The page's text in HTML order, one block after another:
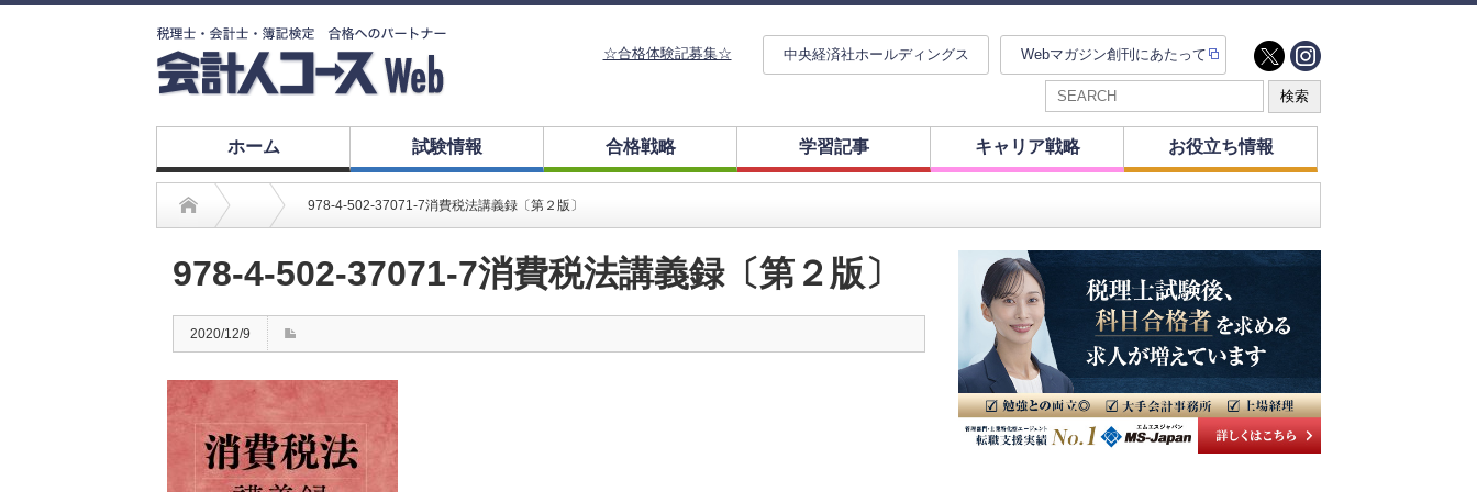
☆合格体験記募集☆ 中央経済社ホールディングス Webマガジン創刊にあたって
ホーム 試験情報 合格戦略 学習記事 キャリア戦略 お役立ち情報
978-4-502-37071-7消費税法講義録〔第２版〕
978-4-502-37071-7消費税法講義録〔第２版〕
2020/12/9